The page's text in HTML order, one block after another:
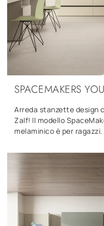
SPACEMAKERS
Arreda stanzette design
Zalf! Il modello
melaminico è per ragazzi.